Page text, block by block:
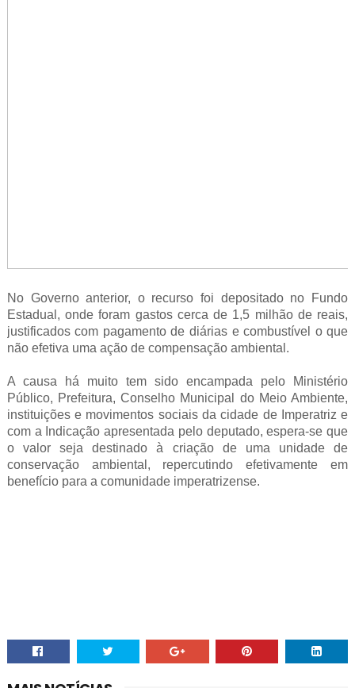
No Governo anterior, o recurso foi depositado no Fundo
Estadual, onde foram gastos cerca de 1,5 milhão de reais,
justificados com pagamento de diárias e combustível o que
não efetiva uma ação de compensação ambiental.
A causa há muito tem sido encampada pelo Ministério
Público, Prefeitura, Conselho Municipal do Meio Ambiente,
instituições e movimentos sociais da cidade de Imperatriz e
com a Indicação apresentada pelo deputado, espera-se que
o valor seja destinado à criação de uma unidade de
conservação ambiental, repercutindo efetivamente em
benefício para a comunidade imperatrizense.